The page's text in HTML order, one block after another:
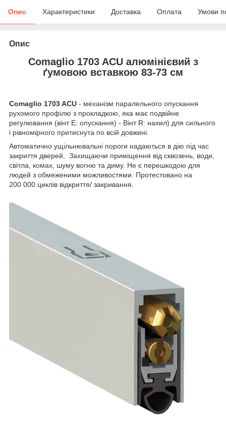
Опис Характеристики Доставка Оплата Умови
Опис
Comaglio 1703 ACU алюмінієвий з
ґумовою вставкою 83-73 см
Comaglio 1703 ACU - механізм паралельного опускання
рухомого профілю з прокладкою, яка має подвійне
регулювання (вінт Е: опускання) - Вінт R: нахил) для сильного
і рівномірного притиснута по всій довжині.
Автоматично ущільнювальні пороги надаються в дію під час
закриття дверей, Захищаючи приміщення від сквозень, води,
світла, комах, шуму вогню та диму. Не є перешкодою для
людей з обмеженими можливостями. Протестовано на
200 000 циклів відкриття/ закривання.